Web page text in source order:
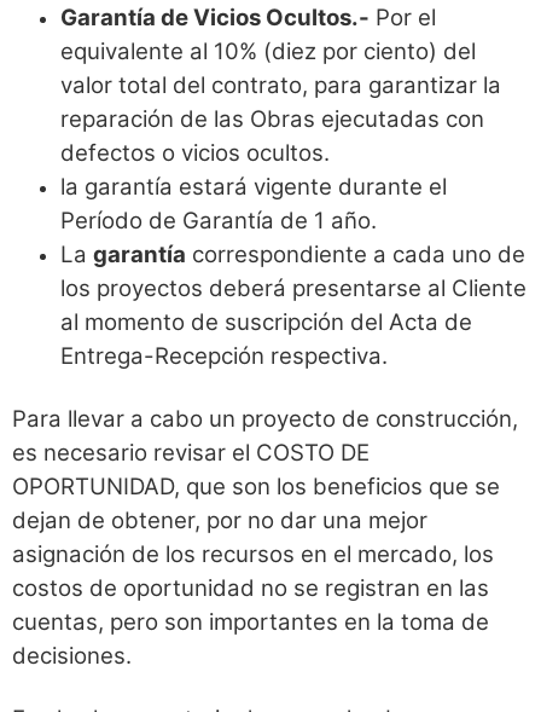
Garantía de Vicios Ocultos.- Por el
equivalente al 10% (diez por ciento) del
valor total del contrato, para garantizar la
reparación de las Obras ejecutadas con
defectos o vicios ocultos.
la garantía estará vigente durante el
Período de Garantía de 1 año.
La garantía correspondiente a cada uno de
los proyectos deberá presentarse al Cliente
al momento de suscripción del Acta de
Entrega-Recepción respectiva.
Para llevar a cabo un proyecto de construcción,
es necesario revisar el COSTO DE
OPORTUNIDAD, que son los beneficios que se
dejan de obtener, por no dar una mejor
asignación de los recursos en el mercado, los
costos de oportunidad no se registran en las
cuentas, pero son importantes en la toma de
decisiones.